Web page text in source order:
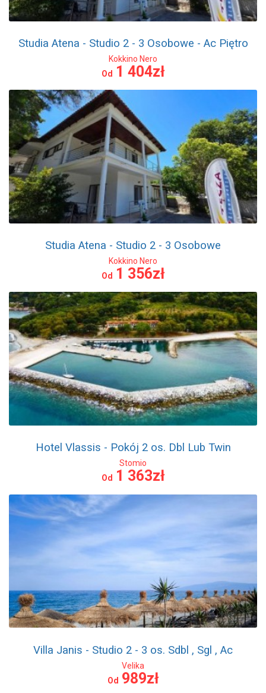
Studia Atena - Studio 2 - 3 Osobowe - Ac Piętro
Kokkino Nero
Od
1 404zł
Studia Atena - Studio 2 - 3 Osobowe
Kokkino Nero
Od
1 356zł
Hotel Vlassis - Pokój 2 os. Dbl Lub Twin
Stomio
Od 1 363zł
Villa Janis - Studio 2 - 3 os. Sdbl , Sgl , Ac
Velika
Od 989zł